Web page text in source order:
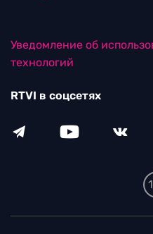
Уведомление об
технологий
RTVI в соцсетях